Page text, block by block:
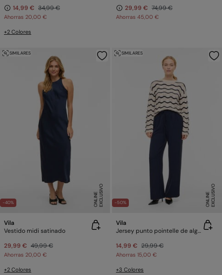
14,99 € 34,99 €
Ahorras 20,00 €
+2 Colores
29,99 € 74,99 €
Ahorras 45,00 €
-40% E
X
C
L
U
SI
V
O
O
N
LI
N
E
SIMILARES
Vila
Vestido midi satinado
29,99 € 49,99 €
Ahorras 20,00 €
+2 Colores
-50% E
X
C
L
U
SI
V
O
O
N
LI
N
E
SIMILARES
Vila
Jersey punto pointelle de algodón orgánico
14,99 € 29,99 €
Ahorras 15,00 €
+3 Colores